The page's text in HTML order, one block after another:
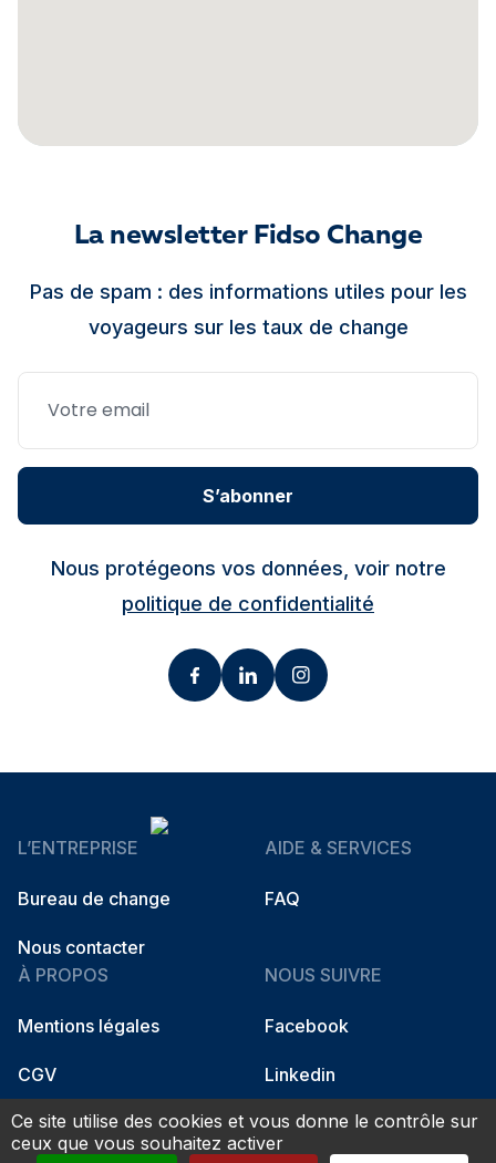
La newsletter Fidso Change
Pas de spam : des informations utiles pour les
voyageurs sur les taux de change
S’abonner
Nous protégeons vos données, voir notre
politique de confidentialité
L’ENTREPRISE
Bureau de change
Nous contacter
AIDE & SERVICES
FAQ
À PROPOS
Mentions légales
CGV
NOUS SUIVRE
Facebook
Linkedin
Instagram
Ce site utilise des cookies et vous donne le contrôle sur
ceux que vous souhaitez activer